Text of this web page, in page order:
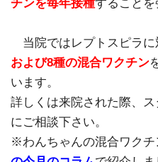
チンを毎年接種することを
当院ではレプトスピラに
および8種の混合ワクチン
います。
詳しくは来院された際、
にご相談下さい。
※わんちゃんの混合ワクチ